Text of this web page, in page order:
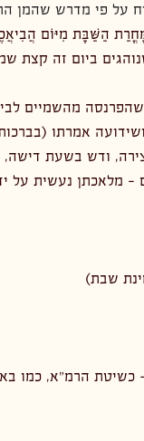
על פי מדרש שהמן
הַשַּׁבָּת מִיּוֹם
מהשמיים
ודש בשעת דישה,
- מלאכתן נעשית על
שבת)
כשיטת הרמ"א, כמו